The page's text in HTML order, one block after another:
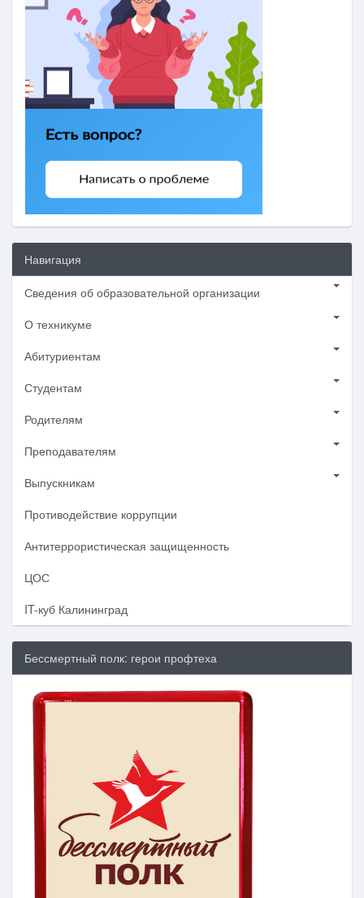
Навигация
Сведения об образовательной организации
О техникуме
Абитуриентам
Студентам
Родителям
Преподавателям
Выпускникам
Противодействие коррупции
Антитеррористическая защищенность
ЦОС
IT-куб Калининград
Бессмертный полк: герои профтеха